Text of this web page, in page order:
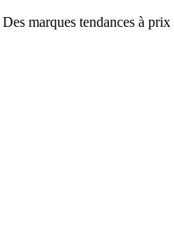
marques tendances à